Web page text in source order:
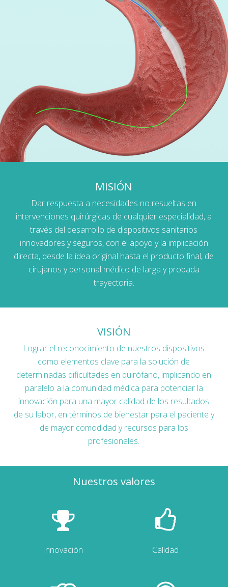
MISIÓN
Dar respuesta a necesidades no resueltas en
intervenciones quirúrgicas de cualquier especialidad, a
través del desarrollo de dispositivos sanitarios
innovadores y seguros, con el apoyo y la implicación
directa, desde la idea original hasta el producto final, de
cirujanos y personal médico de larga y probada
trayectoria.
VISIÓN
Lograr el reconocimiento de nuestros dispositivos
como elementos clave para la solución de
determinadas dificultades en quirófano, implicando en
paralelo a la comunidad médica para potenciar la
innovación para una mayor calidad de los resultados
de su labor, en términos de bienestar para el paciente y
de mayor comodidad y recursos para los
profesionales.
Nuestros valores
Innovación Calidad